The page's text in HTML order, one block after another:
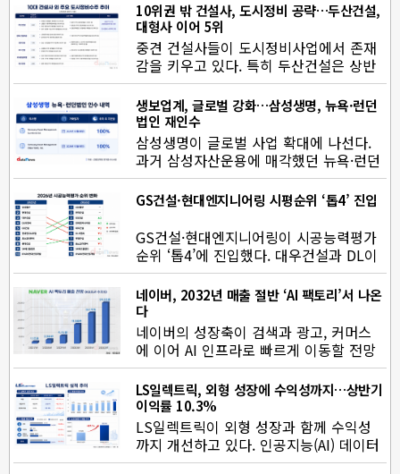
10위권 밖 건설사, 도시정비 공략…두산건설,
대형사 이어 5위
중견 건설사들이 도시정비사업에서 존재
감을 키우고 있다. 특히 두산건설은 상반
기 수주액 2조6426억 원을 기록…
생보업계, 글로벌 강화…삼성생명, 뉴욕·런던
법인 재인수
삼성생명이 글로벌 사업 확대에 나선다.
과거 삼성자산운용에 매각했던 뉴욕·런던
법인을 재인수해 해외 자산운…
GS건설·현대엔지니어링 시평순위 ‘톱4’ 진입
GS건설·현대엔지니어링이 시공능력평가
순위 ‘톱4’에 진입했다. 대우건설과 DL이
앤씨는 지난해 빅배스 여…
네이버, 2032년 매출 절반 ‘AI 팩토리’서 나온
다
네이버의 성장축이 검색과 광고, 커머스
에 이어 AI 인프라로 빠르게 이동할 전망
이다. AI 팩토리 사업이 본격화됨…
LS일렉트릭, 외형 성장에 수익성까지…상반기
이익률 10.3%
LS일렉트릭이 외형 성장과 함께 수익성
까지 개선하고 있다. 인공지능(AI) 데이터
센터와 반도체 투자 확대에 힘입…